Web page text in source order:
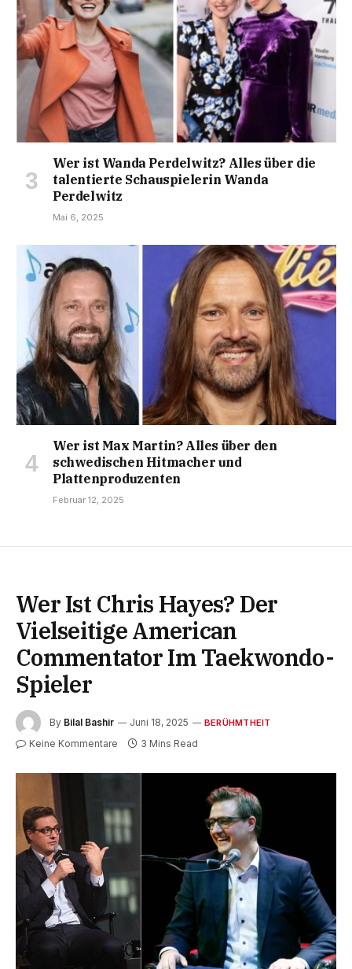
Wer ist Wanda Perdelwitz? Alles über die
talentierte Schauspielerin Wanda
Perdelwitz
Mai 6, 2025
Wer ist Max Martin? Alles über den
schwedischen Hitmacher und
Plattenproduzenten
Februar 12, 2025
Wer Ist Chris Hayes? Der
Vielseitige American
Commentator Im Taekwondo-
Spieler
By Bilal Bashir Juni 18, 2025 BERÜHMTHEIT
Keine Kommentare 3 Mins Read